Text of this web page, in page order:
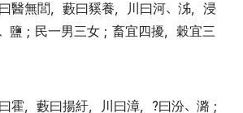
醫無閭， 藪曰豯養， 川曰河、 泲， 浸
鹽 ； 民一男三女 ； 畜宜四擾， 穀宜三
霍， 藪曰揚紆， 川曰漳， ?曰汾、 潞 ；